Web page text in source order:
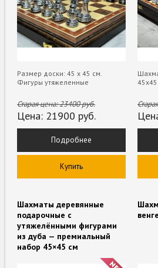
Размер доски: 45 х 45 см.
Фигуры утяжеленные
Старая цена:23400руб.
Цена: 21900 руб.
Подробнее
Купить
Шахматы деревянные
подарочные с
утяжелёнными фигурами
из дуба — премиальный
набор 45×45 см